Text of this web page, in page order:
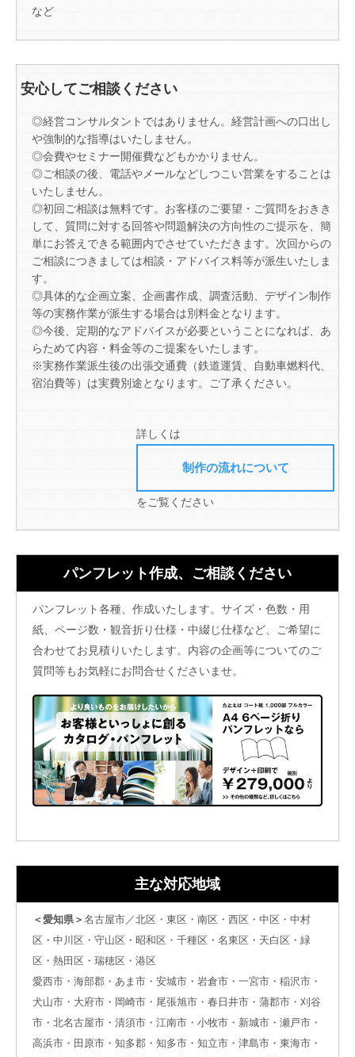
など
安心してご相談ください
◎経営コンサルタントではありません。経営計画への口出し
や強制的な指導はいたしません。
◎会費やセミナー開催費などもかかりません。
◎ご相談の後、電話やメールなどしつこい営業をすることは
いたしません。
◎初回ご相談は無料です。お客様のご要望・ご質問をおきき
して、質問に対する回答や問題解決の方向性のご提示を、簡
単にお答えできる範囲内でさせていただきます。次回からの
ご相談につきましては相談・アドバイス料等が派生いたしま
す。
◎具体的な企画立案、企画書作成、調査活動、デザイン制作
等の実務作業が派生する場合は別料金となります。
◎今後、定期的なアドバイスが必要ということになれば、あ
らためて内容・料金等のご提案をいたします。
※実務作業派生後の出張交通費（鉄道運賃、自動車燃料代、
宿泊費等）は実費別途となります。ご了承ください。
詳しくは
制作の流れについて
をご覧ください
パンフレット作成、ご相談ください
パンフレット各種、作成いたします。サイズ・色数・用
紙、ページ数・観音折り仕様・中綴じ仕様など、ご希望に
合わせてお見積りいたします。内容の企画等についてのご
質問等もお気軽にお問合せくださいませ。
主な対応地域
＜愛知県＞ 名古屋市／北区・東区・南区・西区・中区・中村
区・中川区・守山区・昭和区・千種区・名東区・天白区・緑
区・熱田区・瑞穂区・港区
愛西市・海部郡・あま市・安城市・岩倉市・一宮市・稲沢市・
犬山市・大府市・岡崎市・尾張旭市・春日井市・蒲郡市・刈谷
市・北名古屋市・清須市・江南市・小牧市・新城市・瀬戸市・
高浜市・田原市・知多郡・知多市・知立市・津島市・東海市・